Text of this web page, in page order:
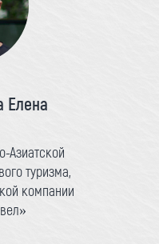
Елена
Азиатской
туризма,
компании